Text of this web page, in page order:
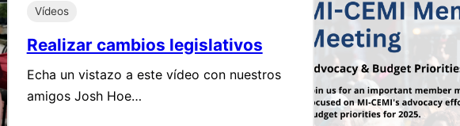
Vídeos
Realizar cambios legislativos
Echa un vistazo a este vídeo con nuestros
amigos Josh Hoe…